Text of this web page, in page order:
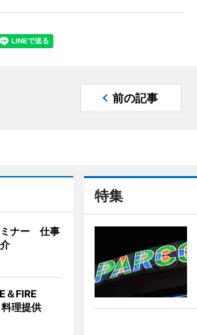
前の記事
特集
ミナー 仕事
＆FIRE
理提供